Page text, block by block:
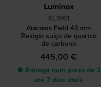
Luminox
XL.1961
Atacama Field 43 mm
Relógio suíço de quartzo
de carbono
445,00 €
● Entrega num prazo de 3
até 7 dias úteis